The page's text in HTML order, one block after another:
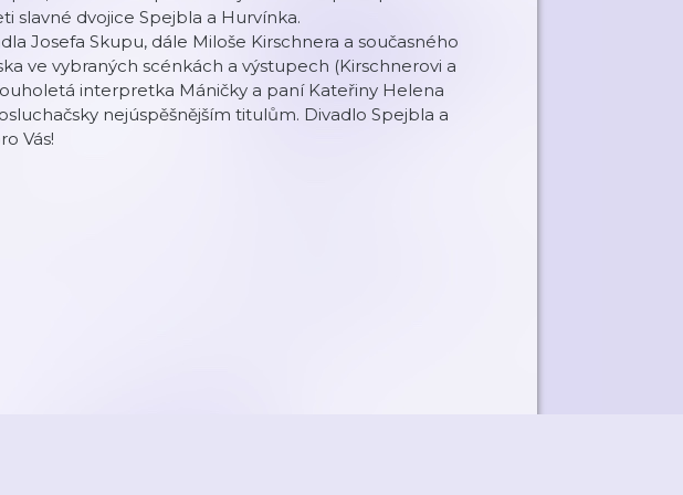
slavné dvojice Spejbla a Hurvínka.
Josefa Skupu, dále Miloše Kirschnera a současného
ve vybraných scénkách a výstupech (Kirschnerovi a
interpretka Máničky a paní Kateřiny Helena
nejúspěšnějším titulům. Divadlo Spejbla a
Vás!